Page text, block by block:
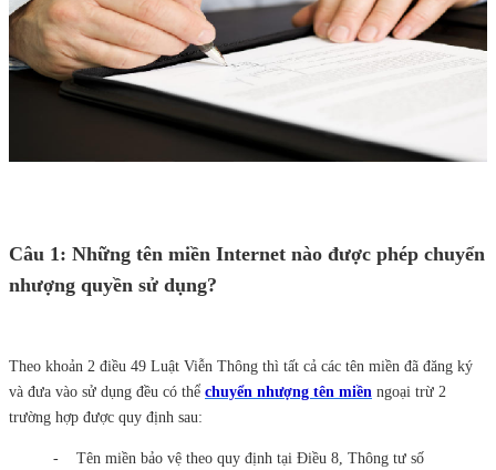
Câu 1: Những tên miền Internet nào được phép chuyển
nhượng quyền sử dụng?
Theo khoản 2 điều 49 Luật Viễn Thông thì tất cả các tên miền đã đăng ký
và đưa vào sử dụng đều có thể chuyển nhượng tên miền ngoại trừ 2
trường hợp được quy định sau:
- Tên miền bảo vệ theo quy định tại Điều 8, Thông tư số